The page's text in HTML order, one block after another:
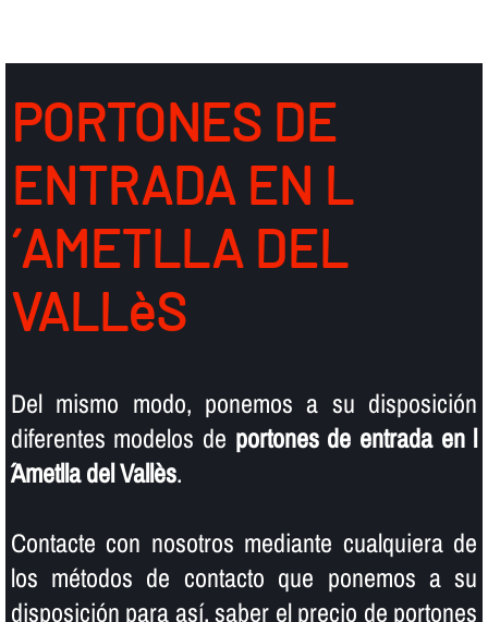
PORTONES DE
ENTRADA EN L
´AMETLLA DEL
VALLèS
Del mismo modo, ponemos a su disposición
diferentes modelos de portones de entrada en l
´Ametlla del Vallès.
Contacte con nosotros mediante cualquiera de
los métodos de contacto que ponemos a su
disposición para así­, saber el precio de portones